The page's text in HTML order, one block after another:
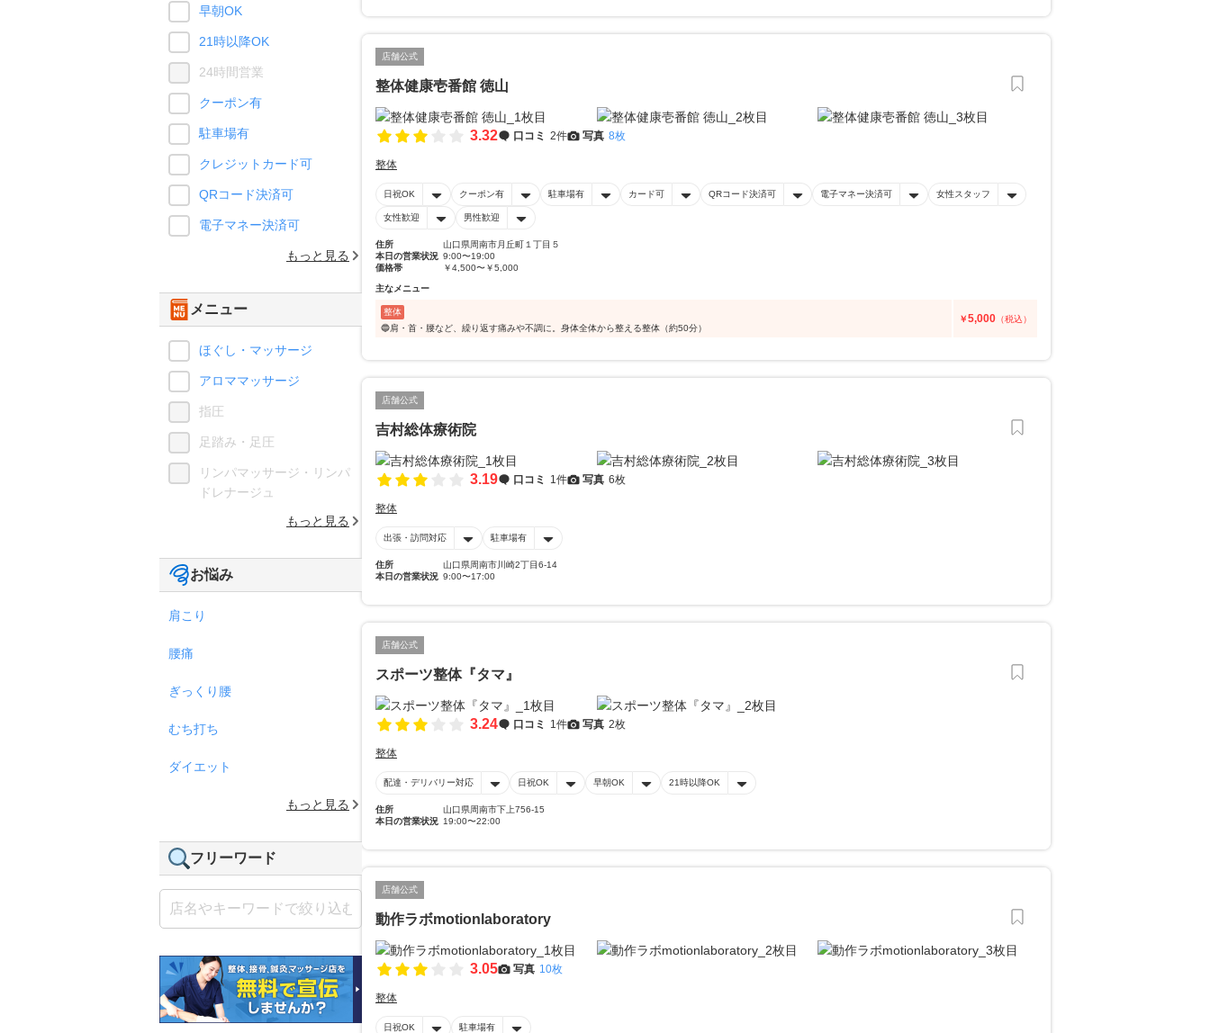
店舗公式
整体健康壱番館 徳山
3.32 口コミ 2件 写真 8枚
整体
日祝OK クーポン有 駐車場有 カード可 QRコード決済可 電子マネー決済可 女性スタッフ
女性歓迎 男性歓迎
住所
山口県周南市月丘町１丁目５
本日の営業状況 9:00〜19:00
価格帯
￥4,500〜￥5,000
主なメニュー
整体
🔵肩・首・腰など、繰り返す痛みや不調に。身体全体から整える整体（約50分）
￥5,000 （税込）
店舗公式
吉村総体療術院
3.19 口コミ 1件 写真 6枚
整体
出張・訪問対応 駐車場有
住所
山口県周南市川崎2丁目6-14
本日の営業状況 9:00〜17:00
店舗公式
スポーツ整体『タマ』
3.24 口コミ 1件 写真 2枚
整体
配達・デリバリー対応 日祝OK 早朝OK 21時以降OK
住所
山口県周南市下上756-15
本日の営業状況 19:00〜22:00
店舗公式
動作ラボmotionlaboratory
3.05 写真 10枚
整体
日祝OK 駐車場有
早朝OK
21時以降OK
24時間営業
クーポン有
駐車場有
クレジットカード可
QRコード決済可
電子マネー決済可
もっと見る
メニュー
ほぐし・マッサージ
アロママッサージ
指圧
足踏み・足圧
リンパマッサージ・リンパ
ドレナージュ
もっと見る
お悩み
肩こり
腰痛
ぎっくり腰
むち打ち
ダイエット
もっと見る
フリーワード